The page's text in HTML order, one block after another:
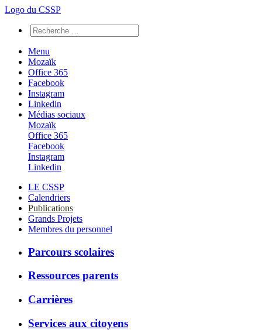
Logo du CSSP
Menu
Mozaïk
Office 365
Facebook
Instagram
Linkedin
Médias sociaux
Mozaïk
Office 365
Facebook
Instagram
Linkedin
LE CSSP
Calendriers
Publications
Grands Projets
Membres du personnel
Parcours scolaires
Ressources parents
Carrières
Services aux citoyens